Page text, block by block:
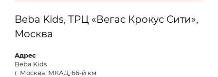
Beba Kids, ТРЦ «Вегас Крокус Сити»,
Москва
Адрес
Beba Kids
г. Москва, МКАД, 66-й км